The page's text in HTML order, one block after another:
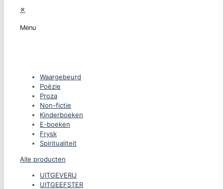
✕
Menu
Waargebeurd
Poëzie
Proza
Non-fictie
Kinderboeken
E-boeken
Frysk
Spiritualiteit
Alle producten
UITGEVERIJ
UITGEEFSTER